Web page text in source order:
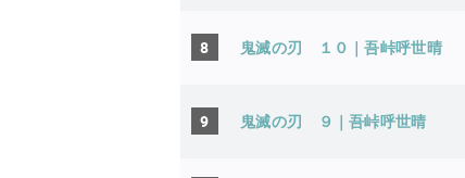
8 鬼滅の刃 １０｜吾峠呼世晴
9 鬼滅の刃 ９｜吾峠呼世晴